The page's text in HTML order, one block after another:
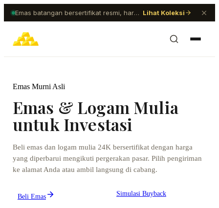
Emas batangan bersertifikat resmi, harga transparan diperbarui setiap hari. Lihat Koleksi
Emas Murni Asli
Emas & Logam Mulia
untuk Investasi
Beli emas dan logam mulia 24K bersertifikat dengan harga
yang diperbarui mengikuti pergerakan pasar. Pilih pengiriman
ke alamat Anda atau ambil langsung di cabang.
Beli Emas Simulasi Buyback